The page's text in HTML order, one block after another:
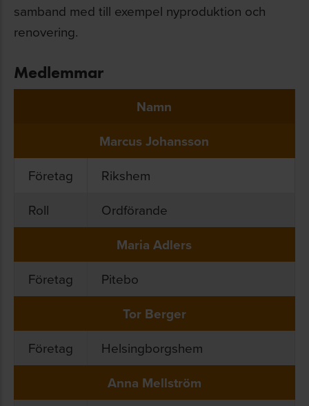
samband med till exempel nyproduktion och
renovering.
Medlemmar
Namn
Marcus Johansson
Företag
Rikshem
Roll
Ordförande
Maria Adlers
Företag Pitebo
Tor Berger
Företag Helsingborgshem
Anna Mellström